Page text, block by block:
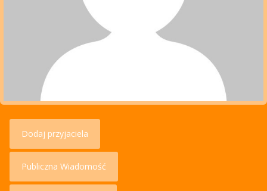
Dodaj przyjaciela
Publiczna Wiadomość